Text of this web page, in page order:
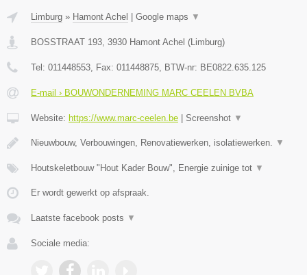
Limburg » Hamont Achel Google maps ▼
BOSSTRAAT 193, 3930 Hamont Achel (Limburg)
Tel: 011448553, Fax: 011448875, BTW-nr: BE0822.635.125
E-mail › BOUWONDERNEMING MARC CEELEN BVBA
Website: https://www.marc-ceelen.be Screenshot ▼
Nieuwbouw, Verbouwingen, Renovatiewerken, isolatiewerken. ▼
Houtskeletbouw "Hout Kader Bouw", Energie zuinige tot ▼
Er wordt gewerkt op afspraak.
Laatste facebook posts ▼
Sociale media: